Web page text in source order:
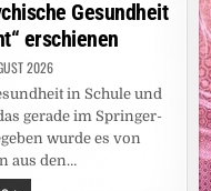
Gesundheit
erschienen
2026
in Schule und
gerade im Springer-
wurde es von
aus den…